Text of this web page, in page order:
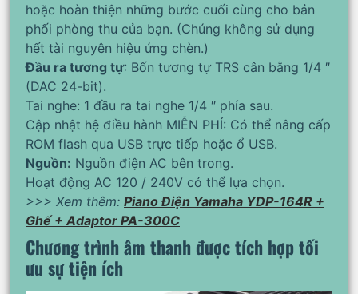
hoặc hoàn thiện những bước cuối cùng cho bản
phối phòng thu của bạn. (Chúng không sử dụng
hết tài nguyên hiệu ứng chèn.)
Đầu ra tương tự: Bốn tương tự TRS cân bằng 1/4 ″
(DAC 24-bit).
Tai nghe: 1 đầu ra tai nghe 1/4 ″ phía sau.
Cập nhật hệ điều hành MIỄN PHÍ: Có thể nâng cấp
ROM flash qua USB trực tiếp hoặc ổ USB.
Nguồn: Nguồn điện AC bên trong.
Hoạt động AC 120 / 240V có thể lựa chọn.
>>> Xem thêm: Piano Điện Yamaha YDP-164R +
Ghế + Adaptor PA-300C
Chương trình âm thanh được tích hợp tối
ưu sự tiện ích